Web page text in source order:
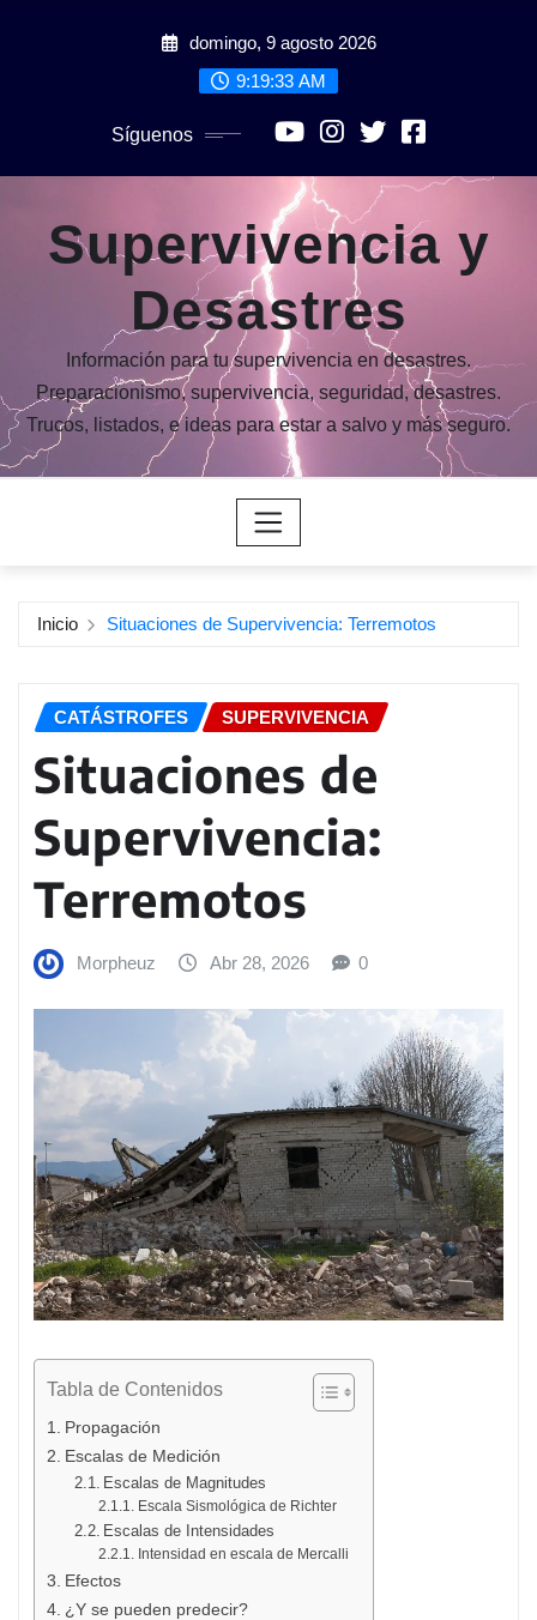
domingo, 9 agosto 2026
9:19:35 AM
Síguenos
Supervivencia y
Desastres
Información para tu supervivencia en desastres.
Preparacionismo, supervivencia, seguridad, desastres.
Trucos, listados, e ideas para estar a salvo y más seguro.
Inicio Situaciones de Supervivencia: Terremotos
CATÁSTROFES SUPERVIVENCIA
Situaciones de
Supervivencia:
Terremotos
Morpheuz Abr 28, 2026 0
Tabla de Contenidos
Propagación
Escalas de Medición
Escalas de Magnitudes
Escala Sismológica de Richter
Escalas de Intensidades
Intensidad en escala de Mercalli
Efectos
¿Y se pueden predecir?